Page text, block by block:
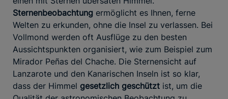
Sternenbeobachtung ermöglicht es Ihnen, ferne
Welten zu erkunden, ohne die Insel zu verlassen. Bei
Vollmond werden oft Ausflüge zu den besten
Aussichtspunkten organisiert, wie zum Beispiel zum
Mirador Peñas del Chache. Die Sternensicht auf
Lanzarote und den Kanarischen Inseln ist so klar,
dass der Himmel gesetzlich geschützt ist, um die